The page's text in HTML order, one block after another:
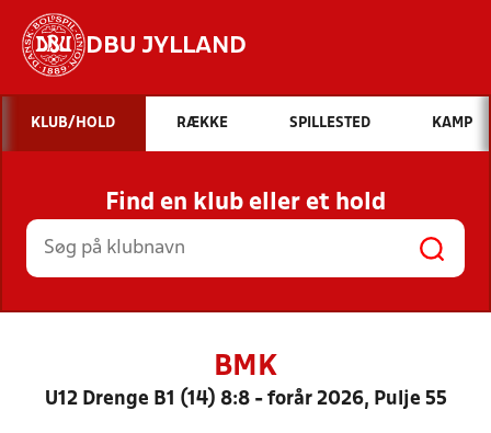
DBU JYLLAND
Hvad vil du søge efter?
INDHOLD OG NYHEDER
STILLINGER, RESULTATER, KLUBBER OG
HOLD
KLUB/HOLD RÆKKE SPILLESTED KAMP
Find en klub eller et hold
BMK
U12 Drenge B1 (14) 8:8 - forår 2026, Pulje 55